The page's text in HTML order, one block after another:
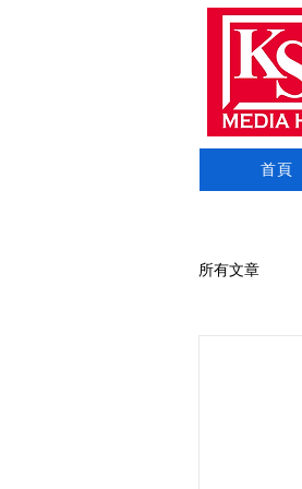
首頁
所有文章